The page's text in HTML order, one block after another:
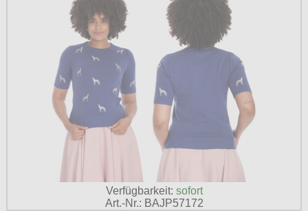
Verfügbarkeit: sofort
Art.-Nr.: BAJP57172